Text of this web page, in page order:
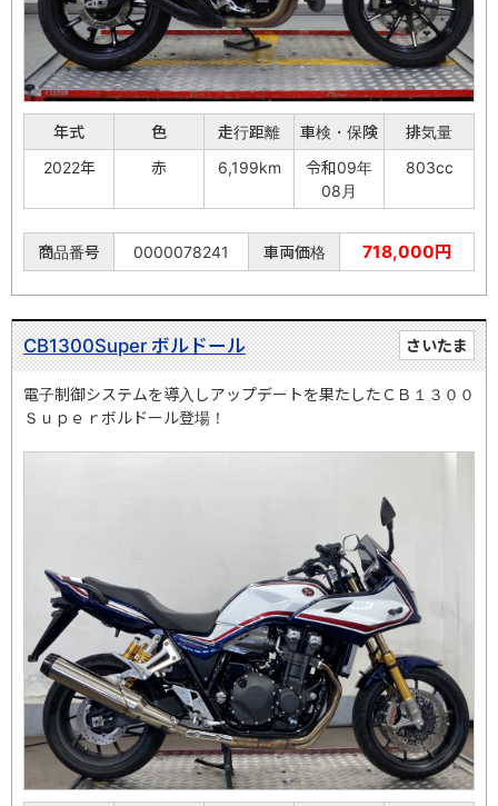
年式 色 走行距離 車検・保険
排気量
2022年
赤 6,199km
令和09年
08月
803cc
商品番号 0000078241 車両価格 718,000円
さいたま
CB1300Super ボルドール
電子制御システムを導入しアップデートを果たしたＣＢ１３００
Ｓｕｐｅｒボルドール登場！